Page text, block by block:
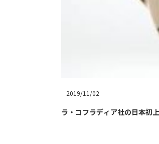
2019/11/02
ラ・コフラディア社の日本初